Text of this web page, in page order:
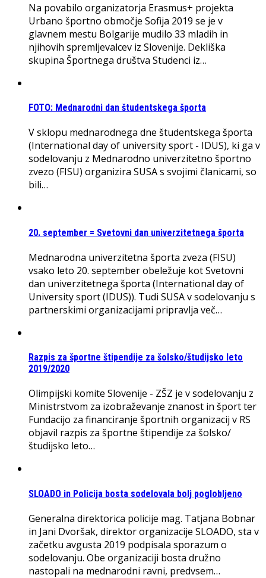
Na povabilo organizatorja Erasmus+ projekta
Urbano športno območje Sofija 2019 se je v
glavnem mestu Bolgarije mudilo 33 mladih in
njihovih spremljevalcev iz Slovenije. Dekliška
skupina Športnega društva Studenci iz…
FOTO: Mednarodni dan študentskega športa
V sklopu mednarodnega dne študentskega športa
(International day of university sport - IDUS), ki ga v
sodelovanju z Mednarodno univerzitetno športno
zvezo (FISU) organizira SUSA s svojimi članicami, so
bili…
20. september = Svetovni dan univerzitetnega športa
Mednarodna univerzitetna športa zveza (FISU)
vsako leto 20. september obeležuje kot Svetovni
dan univerzitetnega športa (International day of
University sport (IDUS)). Tudi SUSA v sodelovanju s
partnerskimi organizacijami pripravlja več…
Razpis za športne štipendije za šolsko/študijsko leto
2019/2020
Olimpijski komite Slovenije - ZŠZ je v sodelovanju z
Ministrstvom za izobraževanje znanost in šport ter
Fundacijo za financiranje športnih organizacij v RS
objavil razpis za športne štipendije za šolsko/
študijsko leto…
SLOADO in Policija bosta sodelovala bolj poglobljeno
Generalna direktorica policije mag. Tatjana Bobnar
in Jani Dvoršak, direktor organizacije SLOADO, sta v
začetku avgusta 2019 podpisala sporazum o
sodelovanju. Obe organizaciji bosta družno
nastopali na mednarodni ravni, predvsem…